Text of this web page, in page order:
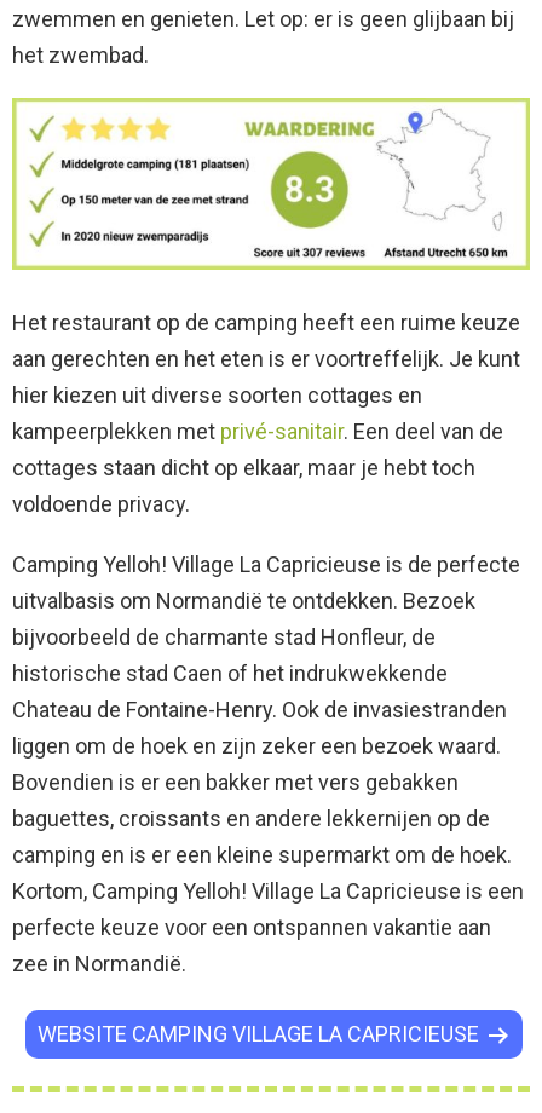
zwemmen en genieten. Let op: er is geen glijbaan bij
het zwembad.
Het restaurant op de camping heeft een ruime keuze
aan gerechten en het eten is er voortreffelijk. Je kunt
hier kiezen uit diverse soorten cottages en
kampeerplekken met privé-sanitair. Een deel van de
cottages staan dicht op elkaar, maar je hebt toch
voldoende privacy.
Camping Yelloh! Village La Capricieuse is de perfecte
uitvalbasis om Normandië te ontdekken. Bezoek
bijvoorbeeld de charmante stad Honfleur, de
historische stad Caen of het indrukwekkende
Chateau de Fontaine-Henry. Ook de invasiestranden
liggen om de hoek en zijn zeker een bezoek waard.
Bovendien is er een bakker met vers gebakken
baguettes, croissants en andere lekkernijen op de
camping en is er een kleine supermarkt om de hoek.
Kortom, Camping Yelloh! Village La Capricieuse is een
perfecte keuze voor een ontspannen vakantie aan
zee in Normandië.
WEBSITE CAMPING VILLAGE LA CAPRICIEUSE